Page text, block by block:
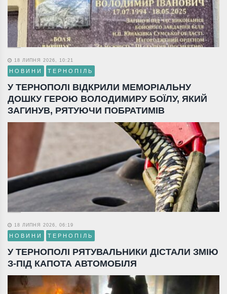
18 ЛИПНЯ 2026, 10:21
НОВИНИ ТЕРНОПІЛЬ
У ТЕРНОПОЛІ ВІДКРИЛИ МЕМОРІАЛЬНУ
ДОШКУ ГЕРОЮ ВОЛОДИМИРУ БОЇЛУ, ЯКИЙ
ЗАГИНУВ, РЯТУЮЧИ ПОБРАТИМІВ
18 ЛИПНЯ 2026, 06:19
НОВИНИ ТЕРНОПІЛЬ
У ТЕРНОПОЛІ РЯТУВАЛЬНИКИ ДІСТАЛИ ЗМІЮ
З-ПІД КАПОТА АВТОМОБІЛЯ